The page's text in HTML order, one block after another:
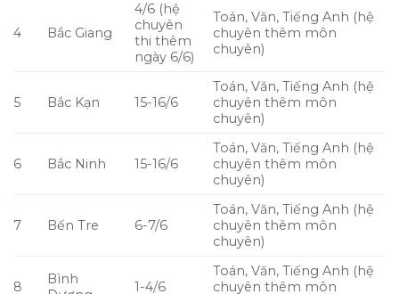
4 Bắc Giang
4/6 (hệ
chuyên
thi thêm
ngày 6/6)
Toán, Văn, Tiếng Anh (hệ
chuyên thêm môn
chuyên)
5 Bắc Kạn 15-16/6
Toán, Văn, Tiếng Anh (hệ
chuyên thêm môn
chuyên)
6 Bắc Ninh 15-16/6
Toán, Văn, Tiếng Anh (hệ
chuyên thêm môn
chuyên)
7 Bến Tre 6-7/6
Toán, Văn, Tiếng Anh (hệ
chuyên thêm môn
chuyên)
8
Bình
1-4/6
Toán, Văn, Tiếng Anh (hệ
chuyên thêm môn